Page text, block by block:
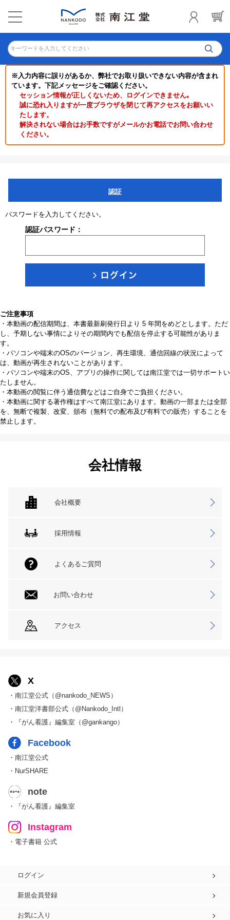
キーワードを入力してください
※入力内容に誤りがあるか、弊社でお取り扱いできない内容が含まれ
ています。下記メッセージをご確認ください。
セッション情報が正しくないため、ログインできません｡
誠に恐れ入りますが一度ブラウザを閉じて再アクセスをお願いい
たします。
解決されない場合はお手数ですがメールかお電話でお問い合わせ
ください。
認証
パスワードを入力してください。
認証パスワード：
ご注意事項
・本動画の配信期間は、本書最新刷発行日より 5 年間をめどとします。ただ
し、予期しない事情によりその期間内でも配信を停止する可能性がありま
す。
・パソコンや端末のOSのバージョン、再生環境、通信回線の状況によって
は、動画が再生されないことがあります。
・パソコンや端末のOS、アプリの操作に関しては南江堂では一切サポートい
たしません。
・本動画の閲覧に伴う通信費などはご自身でご負担ください。
・本動画に関する著作権はすべて南江堂にあります。動画の一部または全部
を、無断で複製、改変、頒布（無料での配布及び有料での販売）することを
禁止します。
会社情報
会社概要
採用情報
よくあるご質問
お問い合わせ
アクセス
X
・南江堂公式（@nankodo_NEWS）
・南江堂洋書部公式（@Nankodo_Intl）
・『がん看護』編集室（@gankango）
Facebook
・南江堂公式
・NurSHARE
note
・『がん看護』編集室
Instagram
・電子書籍 公式
ログイン
新規会員登録
お気に入り